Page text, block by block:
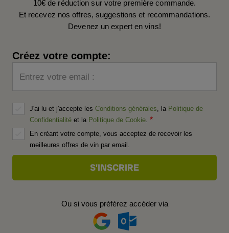
10€ de réduction sur votre première commande.
Et recevez nos offres, suggestions et recommandations.
Devenez un expert en vins!
Créez votre compte:
Entrez votre email :
J'ai lu et j'accepte les Conditions générales , la Politique de
Confidentialité et la Politique de Cookie
En créant votre compte, vous acceptez de recevoir les
meilleures offres de vin par email.
Ou si vous préférez accéder via